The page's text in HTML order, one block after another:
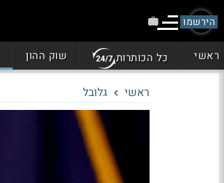
הירשמו
ראשי כל הכותרות שוק ההון
ראשי גלובל